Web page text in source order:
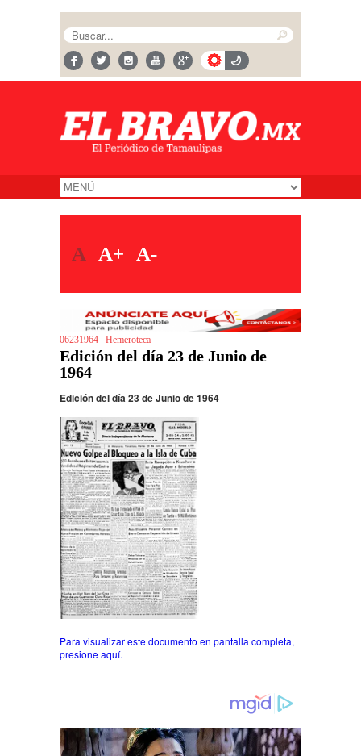
A A+ A-
06231964 Hemeroteca
Edición del día 23 de Junio de
1964
Edición del día 23 de Junio de 1964
Para visualizar este documento en pantalla completa,
presione aquí.